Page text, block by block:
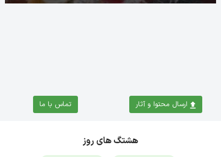
ارسال محتوا و آثار تماس با ما
هشتگ های روز